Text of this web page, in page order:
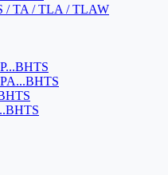
/ TA / TLA / TLAW